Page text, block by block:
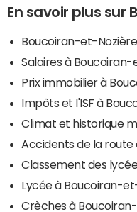
En savoir plus sur
Boucoiran-et-
Salaires à
Prix immobilier à
Impôts et l'ISF à
Climat et historique
Accidents de la
Classement des
Lycée à Boucoiran-
Crèches à